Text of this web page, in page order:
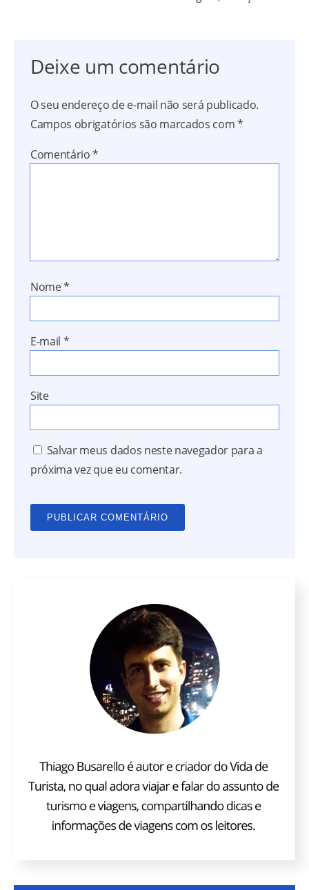
Deixe um comentário
O seu endereço de e-mail não será publicado.
Campos obrigatórios são marcados com*
Comentário*
Nome*
E-mail *
Site
Salvar meus dados neste navegador para a
próxima vez que eu comentar.